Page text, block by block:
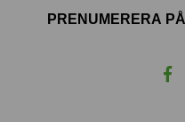
PRENUMERERA